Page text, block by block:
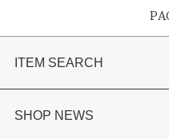
ITEM SEARCH
婚約指輪
SHOP NEWS